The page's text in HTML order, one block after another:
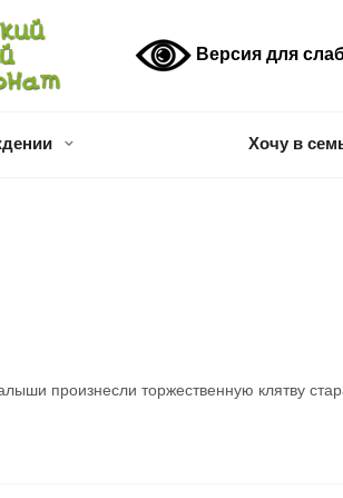
Версия для
Хочу в
произнесли торжественную клятву